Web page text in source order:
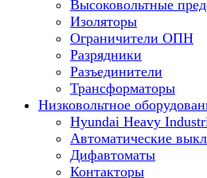
Высоковольтные
Изоляторы
Ограничители ОПН
Разрядники
Разъединители
Трансформаторы
Низковольтное
Hyundai Heavy
Автоматические
Дифавтоматы
Контакторы